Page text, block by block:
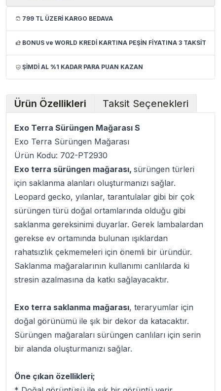
799 TL ÜZERİ KARGO BEDAVA
BONUS ve WORLD KREDİ KARTINA PEŞİN FİYATINA 3 TAKSİT
ŞİMDİ AL %1 KADAR PARA PUAN KAZAN
Ürün Özellikleri Taksit Seçenekleri
Exo Terra Sürüngen Mağarası S
Exo Terra Sürüngen Mağarası
Ürün Kodu: 702-PT2930
Exo terra sürüngen mağarası, sürüngen türleri
için saklanma alanları oluşturmanızı sağlar.
Leopard gecko, yılanlar, tarantulalar gibi bir çok
sürüngen türü doğal ortamlarında olduğu gibi
saklanma gereksinimi duyarlar. Gerek lambalardan
gerekse ev ortamında bulunan ışıklardan
rahatsızlık çekmemeleri için önemli bir üründür.
Saklanma mağaralarının kullanımı canlılarda ki
stresin azalmasına da katkı sağlayacaktır.
Exo terra saklanma mağarası, teraryumlar için
doğal görünümü ile şık bir dekor da katacaktır.
Sürüngen mağaraları sürüngen canlıları için serin
bir alanda oluşturmanızı sağlar.
Öne çıkan özellikleri;